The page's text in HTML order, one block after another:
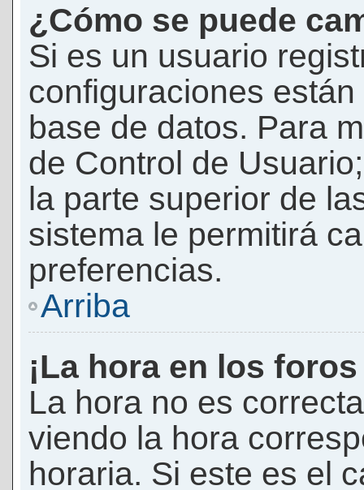
¿Cómo se puede
Si es un usuario
configuraciones
base de datos. Para
de Control de
la parte superior de
sistema le permitirá
preferencias.
Arriba
¡La hora en los
La hora no es
viendo la hora
horaria. Si este es el